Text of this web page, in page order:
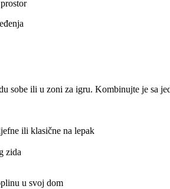
sobe ili u zoni za igru. Kombinujte je sa
ili klasične na lepak
zida
u svoj dom